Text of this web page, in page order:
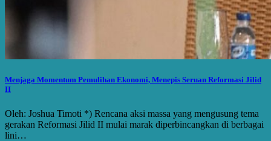
Menjaga Momentum Pemulihan Ekonomi, Menepis Seruan Reformasi Jilid
II
Oleh: Joshua Timoti *) Rencana aksi massa yang mengusung tema
gerakan Reformasi Jilid II mulai marak diperbincangkan di berbagai
lini…